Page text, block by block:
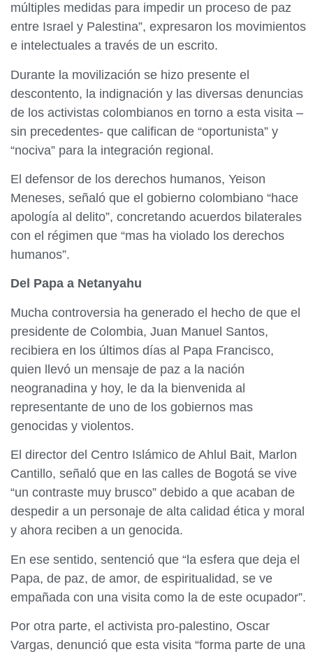
múltiples medidas para impedir un proceso de paz
entre Israel y Palestina”, expresaron los movimientos
e intelectuales a través de un escrito.
Durante la movilización se hizo presente el
descontento, la indignación y las diversas denuncias
de los activistas colombianos en torno a esta visita –
sin precedentes- que califican de “oportunista” y
“nociva” para la integración regional.
El defensor de los derechos humanos, Yeison
Meneses, señaló que el gobierno colombiano “hace
apología al delito”, concretando acuerdos bilaterales
con el régimen que “mas ha violado los derechos
humanos”.
Del Papa a Netanyahu
Mucha controversia ha generado el hecho de que el
presidente de Colombia, Juan Manuel Santos,
recibiera en los últimos días al Papa Francisco,
quien llevó un mensaje de paz a la nación
neogranadina y hoy, le da la bienvenida al
representante de uno de los gobiernos mas
genocidas y violentos.
El director del Centro Islámico de Ahlul Bait, Marlon
Cantillo, señaló que en las calles de Bogotá se vive
“un contraste muy brusco” debido a que acaban de
despedir a un personaje de alta calidad ética y moral
y ahora reciben a un genocida.
En ese sentido, sentenció que “la esfera que deja el
Papa, de paz, de amor, de espiritualidad, se ve
empañada con una visita como la de este ocupador”.
Por otra parte, el activista pro-palestino, Oscar
Vargas, denunció que esta visita “forma parte de una